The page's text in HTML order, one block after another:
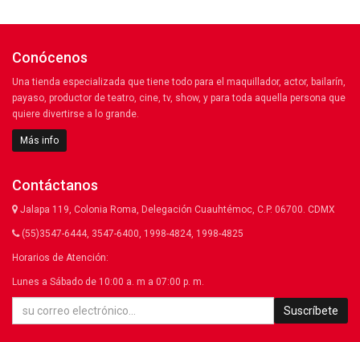
Conócenos
Una tienda especializada que tiene todo para el maquillador, actor, bailarín,
payaso, productor de teatro, cine, tv, show, y para toda aquella persona que
quiere divertirse a lo grande.
Más info
Contáctanos
Jalapa 119, Colonia Roma, Delegación Cuauhtémoc, C.P. 06700. CDMX
(55)3547-6444, 3547-6400, 1998-4824, 1998-4825
Horarios de Atención:
Lunes a Sábado de 10:00 a. m a 07:00 p. m.
Suscríbete